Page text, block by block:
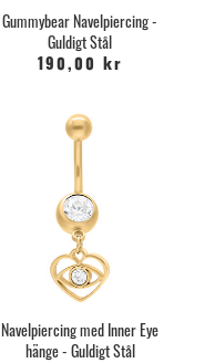
Gummybear Navelpiercing -
Guldigt Stål
190,00 kr
Navelpiercing med Inner Eye
hänge - Guldigt Stål